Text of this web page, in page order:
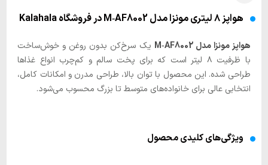
هواپز ۸ لیتری مونزا مدل M‑AF8002 در فروشگاه Kalahala
هواپز مونزا مدل M‑AF8002
یک سرخ‌کن بدون روغن و خوش‌ساخت
با ظرفیت ۸ لیتر است که برای پخت سالم و کم‌چرب انواع غذاها
طراحی شده. این محصول با توان بالا، طراحی مدرن و امکانات کامل،
انتخابی عالی برای خانواده‌های متوسط تا بزرگ محسوب می‌شود.
ویژگی‌های کلیدی محصول